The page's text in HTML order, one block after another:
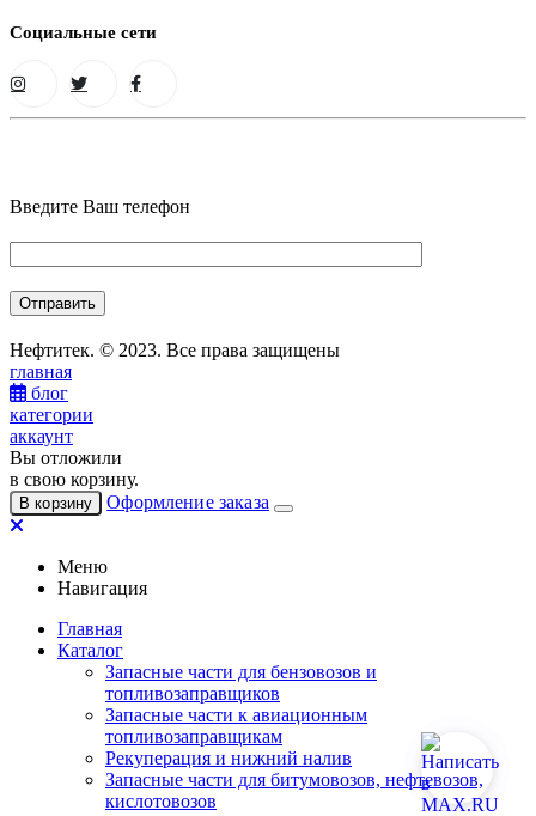
Социальные сети
Введите Ваш телефон
Нефтитек. © 2023. Все права защищены
главная
блог
категории
аккаунт
Вы отложили
в свою корзину.
В корзину Оформление заказа
Меню
Навигация
Главная
Каталог
Запасные части для бензовозов и
топливозаправщиков
Запасные части к авиационным
топливозаправщикам
Рекуперация и нижний налив
Запасные части для битумовозов, нефтевозов,
кислотовозов